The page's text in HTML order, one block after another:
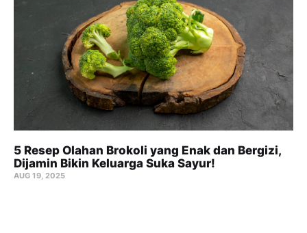
5 Resep Olahan Brokoli yang Enak dan Bergizi,
Dijamin Bikin Keluarga Suka Sayur!
AUG 19, 2025